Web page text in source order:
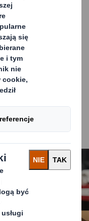
Twojej marki. Dla
znanej
doświadczenie
na ich smartfony.
do realizacji
obsługi.
buttons to move